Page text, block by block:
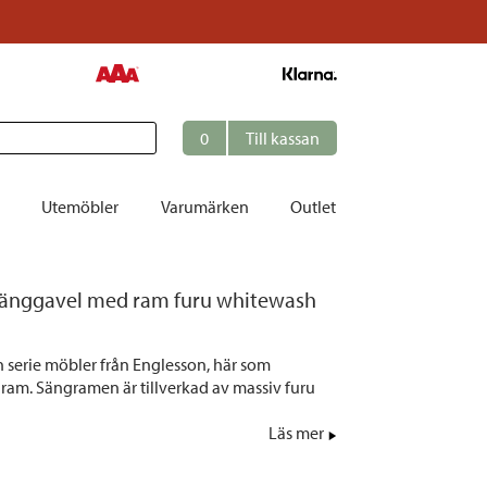
0 Till kassan
Utemöbler
| Solsängar
Varumärken Outlet
med ram furu whitewash
möbler från Englesson, här som
Sängramen är tillverkad av massiv furu
Läs mer